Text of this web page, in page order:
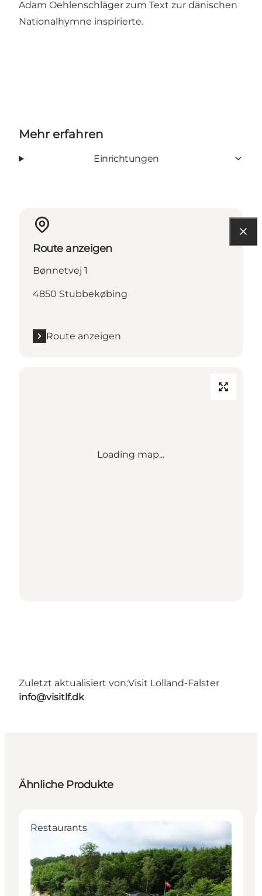
Adam Oehlenschläger zum Text zur dänischen
Nationalhymne inspirierte.
Mehr erfahren
Einrichtungen
Route anzeigen
Bønnetvej 1
4850 Stubbekøbing
Route anzeigen
Loading map...
Zuletzt aktualisiert von:Visit Lolland-Falster
info@visitlf.dk
Ähnliche Produkte
Restaurants